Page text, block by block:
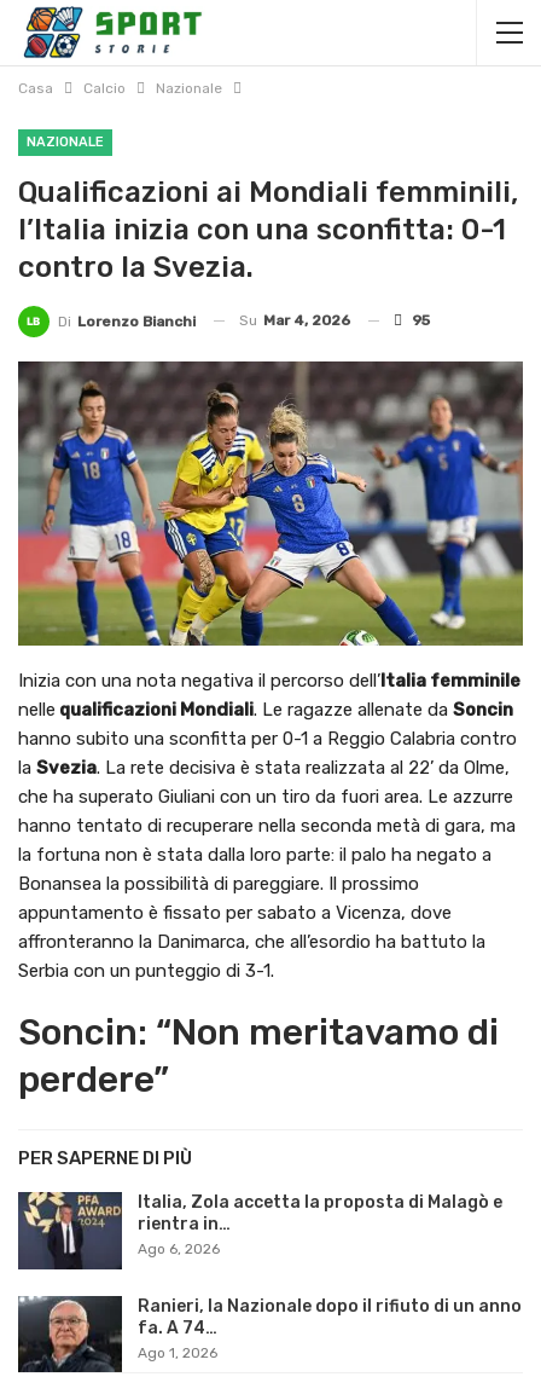
Casa Calcio Nazionale
NAZIONALE
Qualificazioni ai Mondiali femminili,
l’Italia inizia con una sconfitta: 0-1
contro la Svezia.
Di Lorenzo Bianchi Su Mar 4, 2026 95
Inizia con una nota negativa il percorso dell’Italia femminile
nelle qualificazioni Mondiali. Le ragazze allenate da Soncin
hanno subito una sconfitta per 0-1 a Reggio Calabria contro
la Svezia. La rete decisiva è stata realizzata al 22’ da Olme,
che ha superato Giuliani con un tiro da fuori area. Le azzurre
hanno tentato di recuperare nella seconda metà di gara, ma
la fortuna non è stata dalla loro parte: il palo ha negato a
Bonansea la possibilità di pareggiare. Il prossimo
appuntamento è fissato per sabato a Vicenza, dove
affronteranno la Danimarca, che all’esordio ha battuto la
Serbia con un punteggio di 3-1.
Soncin: “Non meritavamo di
perdere”
PER SAPERNE DI PIÙ
Italia, Zola accetta la proposta di Malagò e
rientra in…
Ago 6, 2026
Ranieri, la Nazionale dopo il rifiuto di un anno
fa. A 74…
Ago 1, 2026